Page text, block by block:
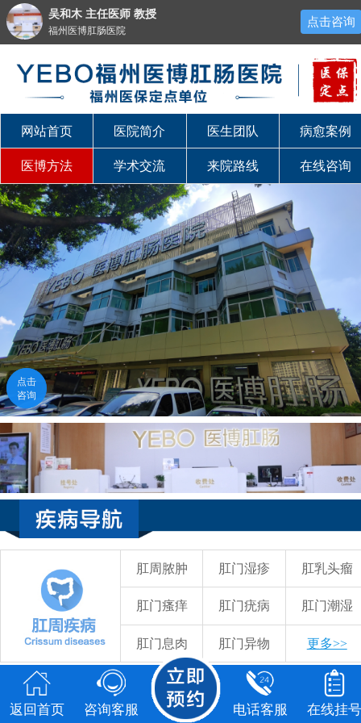
点击
咨询
点击
咨询
返回首页 咨询客服 电话客服 在线挂号
吴和木 主任医师 教授
福州医博肛肠医院
点击咨询